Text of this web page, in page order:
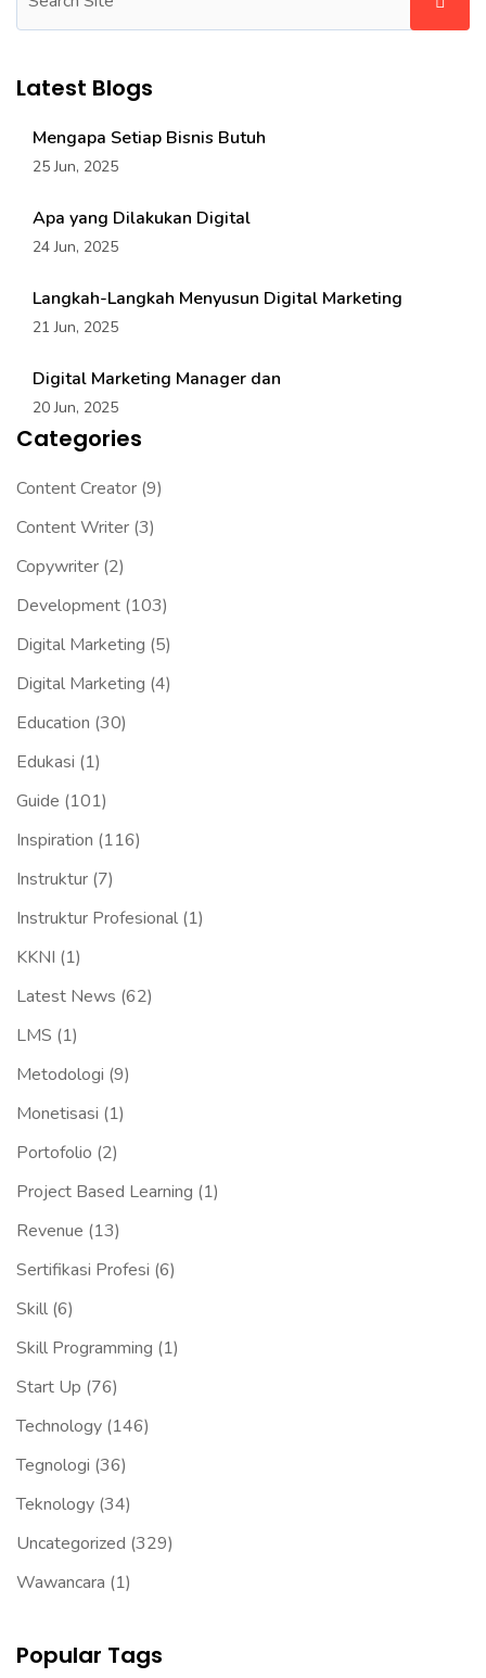
Latest Blogs
Mengapa Setiap Bisnis Butuh
25 Jun, 2025
Apa yang Dilakukan Digital
24 Jun, 2025
Langkah-Langkah Menyusun Digital Marketing
21 Jun, 2025
Digital Marketing Manager dan
20 Jun, 2025
Categories
Content Creator (9)
Content Writer (3)
Copywriter (2)
Development (103)
Digital Marketing (5)
Digital Marketing (4)
Education (30)
Edukasi (1)
Guide (101)
Inspiration (116)
Instruktur (7)
Instruktur Profesional (1)
KKNI (1)
Latest News (62)
LMS (1)
Metodologi (9)
Monetisasi (1)
Portofolio (2)
Project Based Learning (1)
Revenue (13)
Sertifikasi Profesi (6)
Skill (6)
Skill Programming (1)
Start Up (76)
Technology (146)
Tegnologi (36)
Teknology (34)
Uncategorized (329)
Wawancara (1)
Popular Tags